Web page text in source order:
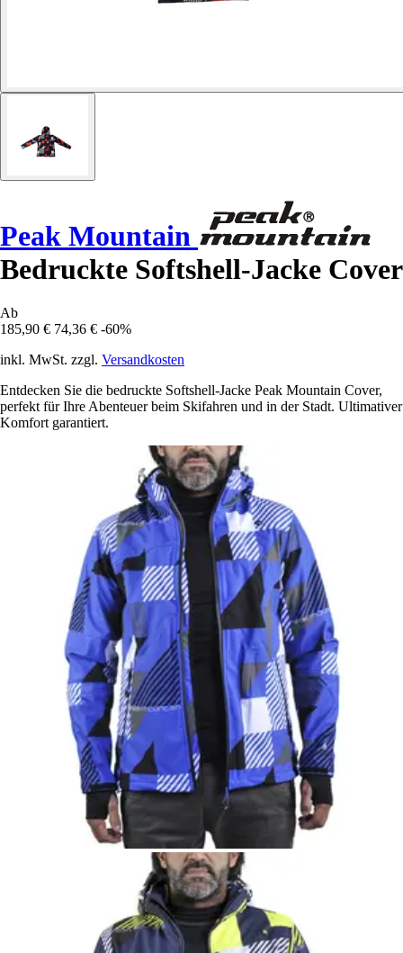
Peak Mountain
Bedruckte Softshell-Jacke Cover
Ab
185,90 € 74,36 € -60%
inkl. MwSt. zzgl. Versandkosten
Entdecken Sie die bedruckte Softshell-Jacke Peak Mountain Cover,
perfekt für Ihre Abenteuer beim Skifahren und in der Stadt. Ultimativer
Komfort garantiert.